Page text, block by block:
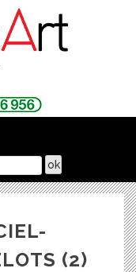
(2)